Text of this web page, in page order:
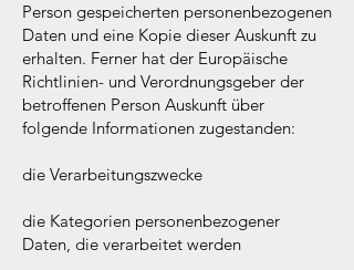
Person gespeicherten personenbezogenen
Daten und eine Kopie dieser Auskunft zu
erhalten. Ferner hat der Europäische
Richtlinien- und Verordnungsgeber der
betroffenen Person Auskunft über
folgende Informationen zugestanden:
die Verarbeitungszwecke
die Kategorien personenbezogener
Daten, die verarbeitet werden